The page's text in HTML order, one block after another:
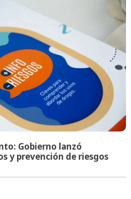
Gobierno lanzó
y prevención de riesgos